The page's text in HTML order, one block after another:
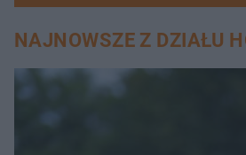
NAJNOWSZE Z DZIAŁU